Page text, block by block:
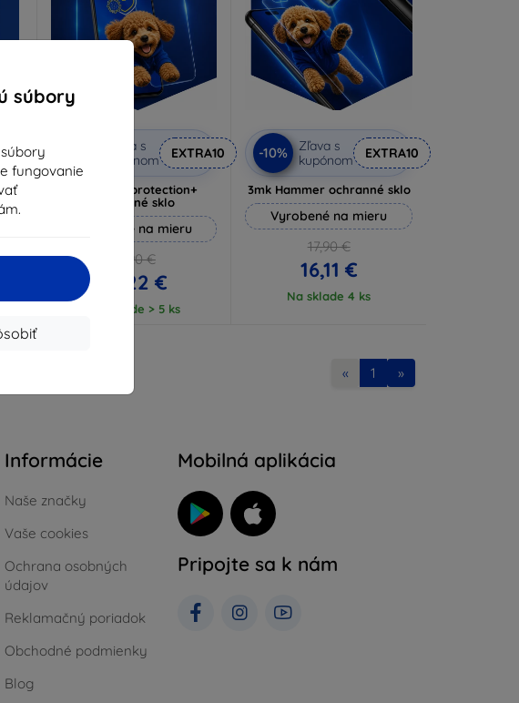
súbory
fungovanie
Zľava s
kupónom
EXTRA10
3mk Silverprotection+
ochranné sklo
Vyrobené na mieru
16,90 €
15,22 €
Na sklade > 5 ks
-10%
Zľava s
kupónom
EXTRA10
3mk Hammer ochranné sklo
Vyrobené na mieru
17,90 €
16,11 €
Na sklade 4 ks
« 1 »
Informácie
Naše značky
Vaše cookies
Ochrana osobných
údajov
Reklamačný poriadok
Obchodné podmienky
Blog
Mobilná aplikácia
Pripojte sa k nám